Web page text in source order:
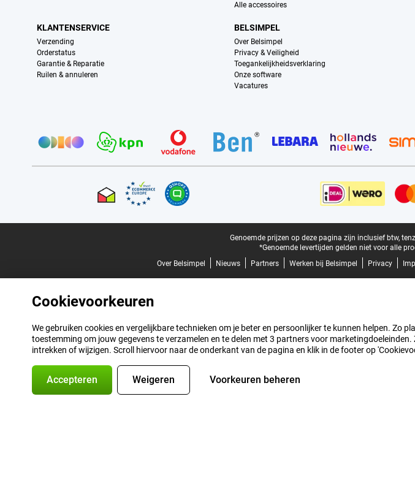
Alle accessoires
KLANTENSERVICE
Verzending
Orderstatus
Garantie & Reparatie
Ruilen & annuleren
BELSIMPEL
Over Belsimpel
Privacy & Veiligheid
Toegankelijkheidsverklaring
Onze software
Vacatures
Genoemde prijzen op deze pagina zijn inclusief btw,
*Genoemde levertijden gelden niet voor alle
Over Belsimpel
Nieuws Partners Werken bij Belsimpel Privacy
Cookievoorkeuren
We gebruiken cookies en vergelijkbare technieken om je beter en persoonlijker te kunnen helpen. Zo
toestemming om jouw gegevens te verzamelen en te delen met 3 partners voor
intrekken of wijzigen. Scroll hiervoor naar de onderkant van de pagina en klik in de footer op
Accepteren Weigeren Voorkeuren beheren